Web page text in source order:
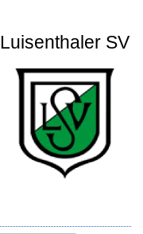
Luisenthaler SV